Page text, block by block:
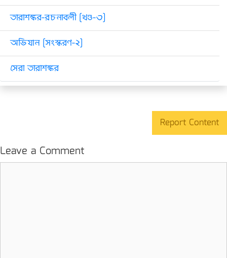
তারাশঙ্কর-রচনাবলী [খণ্ড-৩]
অভিযান [সংস্করণ-২]
সেরা তারাশঙ্কর
Report Content
Leave a Comment